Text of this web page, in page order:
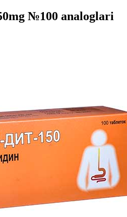
№100 analoglari